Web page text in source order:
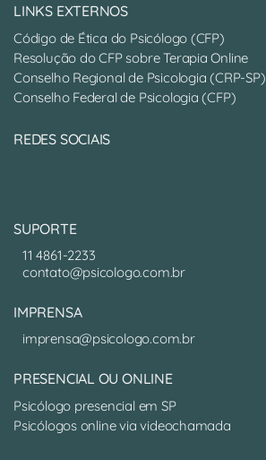
LINKS EXTERNOS
Código de Ética do Psicólogo (CFP)
Resolução do CFP sobre Terapia Online
Conselho Regional de Psicologia (CRP-SP)
Conselho Federal de Psicologia (CFP)
REDES SOCIAIS
SUPORTE
11 4861-2233
contato@psicologo.com.br
IMPRENSA
imprensa@psicologo.com.br
PRESENCIAL OU ONLINE
Psicólogo presencial em SP
Psicólogos online via videochamada